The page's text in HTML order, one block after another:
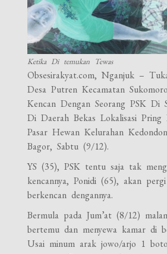
Ketika Di temukan Tewas
Obsesirakyat.com, Nganjuk –
Desa Putren Kecamatan
Kencan Dengan Seorang PSK Di
Di Daerah Bekas Lokalisasi
Pasar Hewan Kelurahan
Bagor, Sabtu (9/12).
YS (35), PSK tentu saja tak
kencannya, Ponidi (65), akan pergi
berkencan dengannya.
Bermula pada Jum’at (8/12)
bertemu dan menyewa kamar di
Usai minum arak jowo/arjo 1